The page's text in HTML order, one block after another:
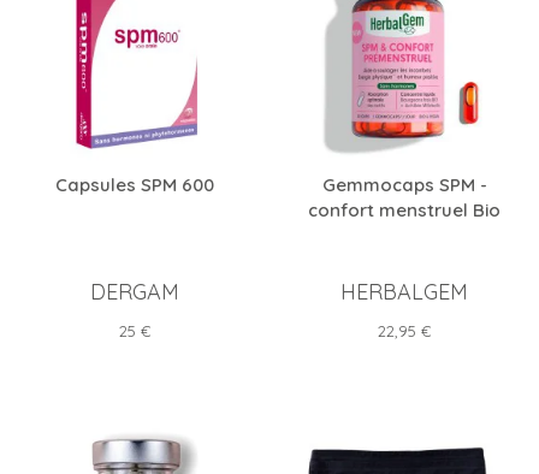
Capsules SPM 600
DERGAM
Prix
25 €
Gemmocaps SPM -
confort menstruel Bio
HERBALGEM
Prix
22,95 €